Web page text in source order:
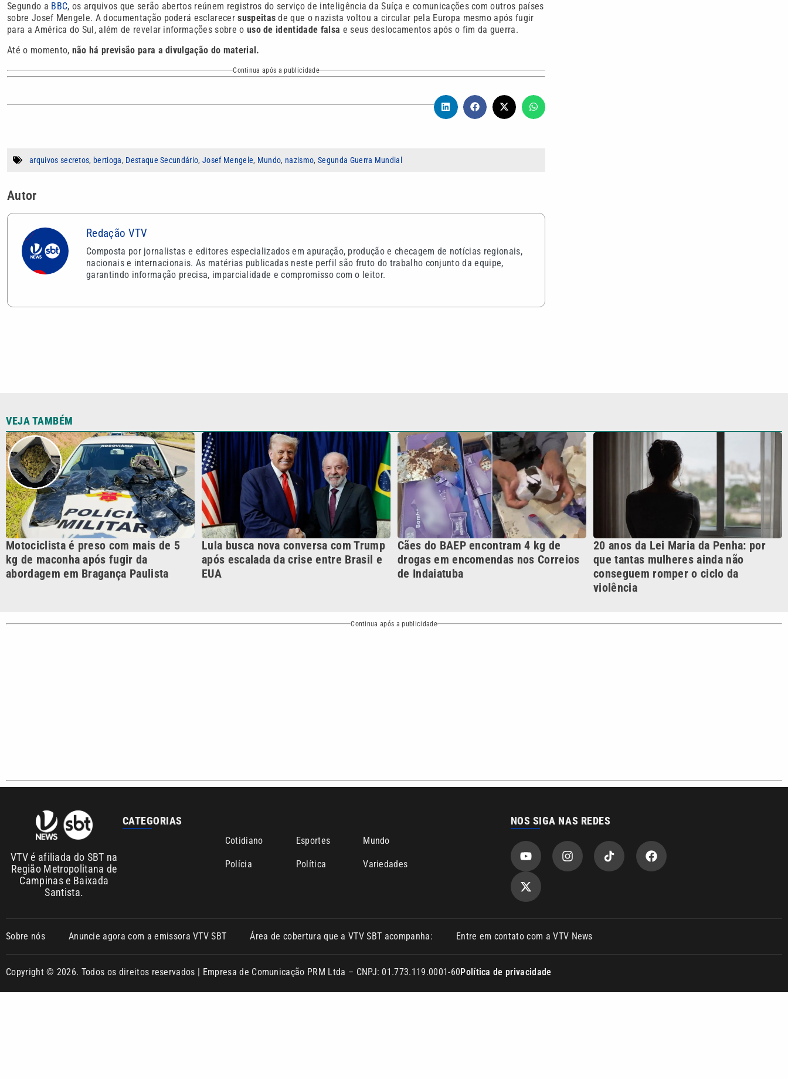
Segundo a BBC, os arquivos que serão abertos reúnem registros do serviço de inteligência da Suíça e comunicações com outros países
sobre Josef Mengele. A documentação poderá esclarecersuspeitasde que o nazista voltou a circular pela Europa mesmo após fugir
para a América do Sul, além de revelar informações sobre o uso de identidade falsa e seus deslocamentos após o fim da guerra.
Até o momento, não há previsão para a divulgação do material.
Continua após a publicidade
arquivos secretos, bertioga, Destaque Secundário,Josef Mengele, Mundo, nazismo, Segunda Guerra Mundial
Autor
Redação VTV
Composta por jornalistas e editores especializados em apuração, produção e checagem de notícias regionais,
nacionais e internacionais. As matérias publicadas neste perfil são fruto do trabalho conjunto da equipe,
garantindo informação precisa, imparcialidade e compromisso com o leitor.
VEJA TAMBÉM
Motociclista é preso com mais de 5
kg de maconha após fugir da
abordagem em Bragança Paulista
Lula busca nova conversa com Trump
após escalada da crise entre Brasil e
EUA
Cães do BAEP encontram 4 kg de
drogas em encomendas nos Correios
de Indaiatuba
20 anos da Lei Maria da Penha: por
que tantas mulheres ainda não
conseguem romper o ciclo da
violência
Continua após a publicidade
Sobre nós Anuncie agora com a emissora VTV SBT Área de cobertura que a VTV SBT acompanha: Entre em contato com a VTV News
Copyright © 2026. Todos os direitos reservados | Empresa de Comunicação PRM Ltda – CNPJ: 01.773.119.0001-60 Política de privacidade